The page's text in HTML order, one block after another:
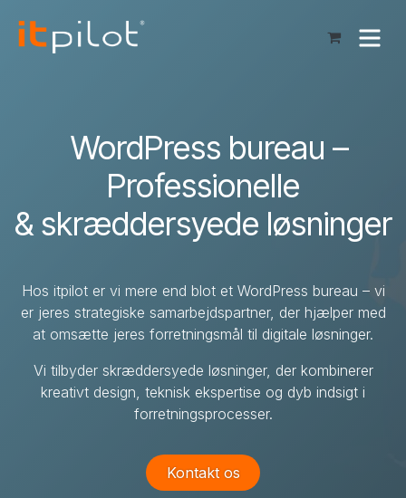
WordPress bureau –
Professionelle
& skræddersyede løsninger
Hos itpilot er vi mere end blot et WordPress bureau – vi
er jeres strategiske samarbejdspartner, der hjælper med
at omsætte jeres forretningsmål til digitale løsninger.
Vi tilbyder skræddersyede løsninger, der kombinerer
kreativt design, teknisk ekspertise og dyb indsigt i
forretningsprocesser.
Kontakt os